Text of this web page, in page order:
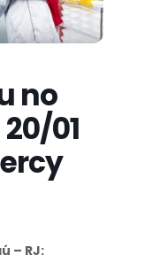
no
01
– RJ: